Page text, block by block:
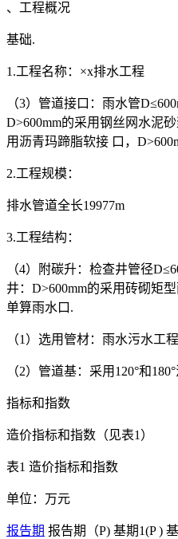
、工程概况
基础.
1.工程名称：×x排水工程
（3）管道接口：雨水管
D>600mm的采用钢丝网水泥
用沥青玛蹄脂软接 口，
2.工程规模：
排水管道全长19977m
3.工程结构：
（4）附碳升：检查井管径
井：D>600mm的采用砖砌矩
单算雨水口.
（1）选用管材：雨水污水工
（2）管道基：采用120°和
指标和指数
造价指标和指数（见表1）
表1 造价指标和指数
单位：万元
报告期 报告期（P) 基期1(P )